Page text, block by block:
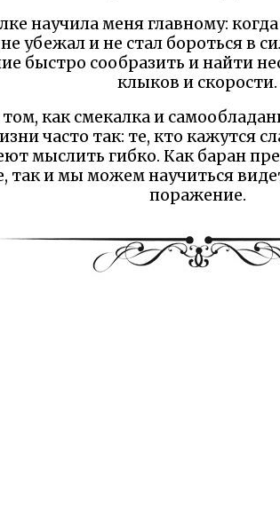
научила меня главному:
убежал и не стал бороться в
быстро сообразить и найти
клыков и скорости.
как смекалка и
часто так: те, кто кажутся
мыслить гибко. Как баран
так и мы можем научиться
поражение.